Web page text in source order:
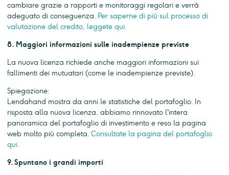
cambiare grazie a rapporti e monitoraggi regolari e verrà
adeguato di conseguenza. Per saperne di più sul processo di
valutazione del credito, leggete qui.
8. Maggiori informazioni sulle inadempienze previste
La nuova licenza richiede anche maggiori informazioni sui
fallimenti dei mutuatari (come le inadempienze previste).
Spiegazione:
Lendahand mostra da anni le statistiche del portafoglio. In
risposta alla nuova licenza, abbiamo rinnovato l'intera
panoramica del portafoglio di investimento e reso la pagina
web molto più completa. Consultate la pagina del portafoglio
qui.
9. Spuntano i grandi importi